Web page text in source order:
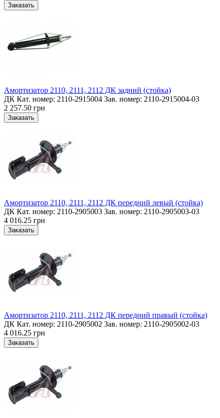
Амортизатор 2110, 2111, 2112 ДК задний (стойка)
ДК Кат. номер: 2110-2915004 Зав. номер: 2110-2915004-03
2 257.50 грн
Амортизатор 2110, 2111, 2112 ДК передний левый (стойка)
ДК Кат. номер: 2110-2905003 Зав. номер: 2110-2905003-03
4 016.25 грн
Амортизатор 2110, 2111, 2112 ДК передний правый (стойка)
ДК Кат. номер: 2110-2905002 Зав. номер: 2110-2905002-03
4 016.25 грн